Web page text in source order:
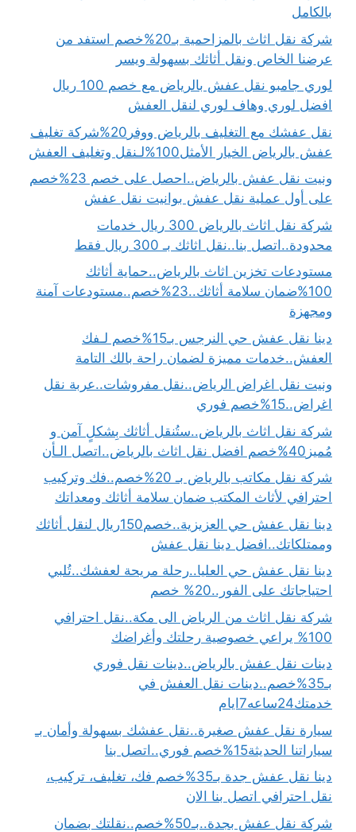
بالكامل
شركة نقل اثاث بالمزاحمية بـ20%خصم استفد من
عرضنا الخاص ونقل أثاثك بسهولة ويسر
لوري جامبو نقل عفش بالرياض مع خصم 100 ريال
افضل لوري وهاف لوري لنقل العفش
نقل عفشك مع التغليف بالرياض ووفر20%شركة تغليف
عفش بالرياض الخيار الأمثل100%لـنقل وتغليف العفش
ونيت نقل عفش بالرياض..احصل على خصم 23%خصم
على أول عملية نقل عفش بوانيت نقل عفش
شركة نقل اثاث بالرياض 300 ريال خدمات
محدودة..اتصل بنا..نقل اثاثك بـ 300 ريال فقط
مستودعات تخزين اثاث بالرياض..حماية أثاثك
100%ضمان سلامة أثاثك..23%خصم..مستودعات آمنة
ومجهزة
دينا نقل عفش حي النرجس بـ15%خصم لـفك
العفش..خدمات مميزة لضمان راحة بالك التامة
ونيت نقل اغراض الرياض..نقل مفروشات..عربة نقل
اغراض..15%خصم فوري
شركة نقل اثاث بالرياض..ستُنقل أثاثك بِشكلٍ آمن و
مُميز40%خصم افضل نقل اثاث بالرياض..اتصل الـأن
شركة نقل مكاتب بالرياض بـ 20%خصم..فك وتركيب
احترافي لأثاث المكتب ضمان سلامة أثاثك ومعداتك
دينا نقل عفش حي العزيزية..خصم150ريال لنقل أثاثك
وممتلكاتك..افضل دينا نقل عفش
دينا نقل عفش حي العليا..رحلة مريحة لعفشك..تُلبي
احتياجاتك على الفور..20% خصم
شركة نقل اثاث من الرياض الى مكة..نقل احترافي
100% يراعي خصوصية رحلتك وأغراضك
دينات نقل عفش بالرياض..دينات نقل فوري
بـ35%خصم..دينات نقل العفش في
خدمتك24ساعه7ايام
سيارة نقل عفش صغيرة..نقل عفشك بسهولة وأمان بـ
سياراتنا الحديثة15%خصم فوري..اتصل بنا
دينا نقل عفش جدة بـ35%خصم فك، تغليف، تركيب،
نقل احترافي اتصل بنا الان
شركة نقل عفش بجدة..بـ50%خصم..نقلتك بضمان